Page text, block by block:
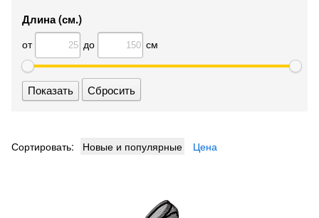
Длина (см.)
от до см
Сбросить
Сортировать: Новые и популярные Цена